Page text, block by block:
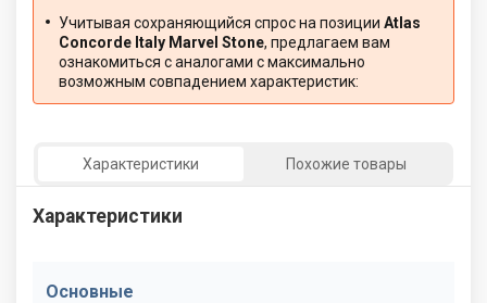
Учитывая сохраняющийся спрос на позиции Atlas
Concorde Italy Marvel Stone, предлагаем вам
ознакомиться с аналогами с максимально
возможным совпадением характеристик:
Характеристики Похожие товары
Характеристики
Основные